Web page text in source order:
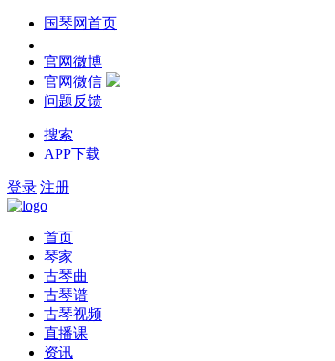
国琴网首页
官网微博
官网微信
问题反馈
搜索
APP下载
登录 注册
首页
琴家
古琴曲
古琴谱
古琴视频
直播课
资讯